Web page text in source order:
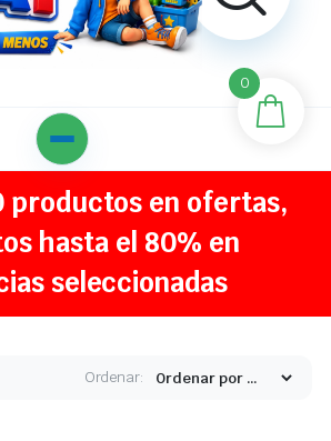
productos en ofertas,
hasta el 80% en
seleccionadas
Ordenar:
0